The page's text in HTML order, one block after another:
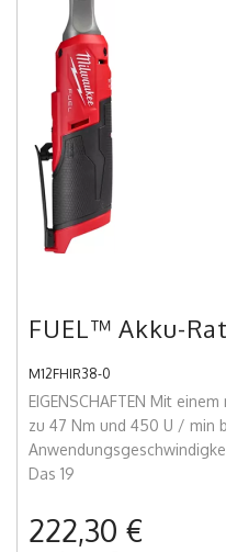
FUEL™ Akku-
M12FHIR38-0
EIGENSCHAFTEN Mit
zu 47 Nm und 450 U / min
Das 19
222,30 €